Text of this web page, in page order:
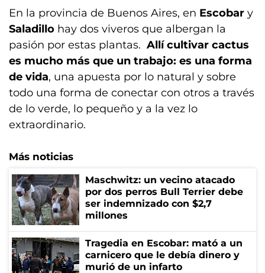
En la provincia de Buenos Aires, en Escobar y
Saladillo hay dos viveros que albergan la
pasión por estas plantas. Allí cultivar cactus
es mucho más que un trabajo: es una forma
de vida, una apuesta por lo natural y sobre
todo una forma de conectar con otros a través
de lo verde, lo pequeño y a la vez lo
extraordinario.
Más noticias
Maschwitz: un vecino atacado
por dos perros Bull Terrier debe
ser indemnizado con $2,7
millones
Tragedia en Escobar: mató a un
carnicero que le debía dinero y
murió de un infarto